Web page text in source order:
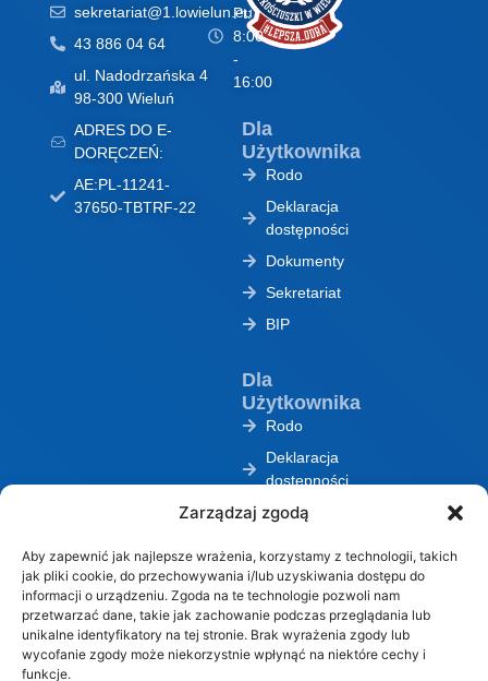
Zarządzaj zgodą
Aby zapewnić jak najlepsze wrażenia, korzystamy z technologii, takich
jak pliki cookie, do przechowywania i/lub uzyskiwania dostępu do
informacji o urządzeniu. Zgoda na te technologie pozwoli nam
przetwarzać dane, takie jak zachowanie podczas przeglądania lub
unikalne identyfikatory na tej stronie. Brak wyrażenia zgody lub
wycofanie zgody może niekorzystnie wpłynąć na niektóre cechy i
funkcje.
Dla
Użytkownika
Rodo
Deklaracja
dostępności
Dokumenty
Sekretariat
BIP
Dla
Użytkownika
Rodo
Deklaracja
dostępności
Dokumenty
BIP
sekretariat@1.lowielun.eu
43 886 04 64
ul. Nadodrzańska 4
98-300 Wieluń
ADRES DO E-
DORĘCZEŃ:
AE:PL-11241-
37650-TBTRF-22
Pt:
8:00
-
16:00